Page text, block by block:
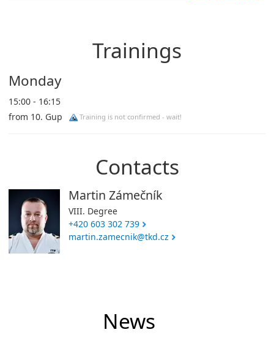
Trainings
Monday
15:00 - 16:15
from 10. Gup
Training is not confirmed - wait!
Contacts
Martin Zámečník
VIII. Degree
+420 603 302 739
martin.zamecnik@tkd.cz
News